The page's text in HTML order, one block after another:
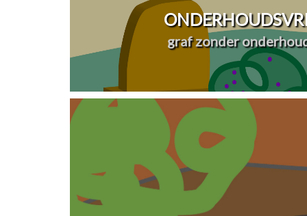
graf zonder